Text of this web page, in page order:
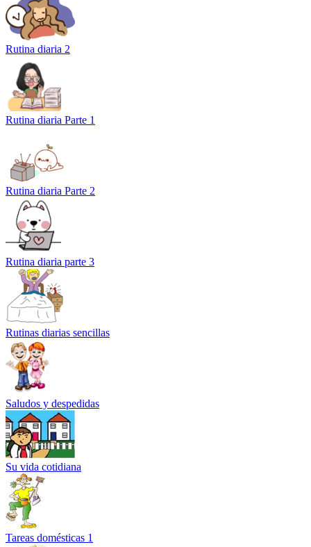
Rutina diaria 2
Rutina diaria Parte 1
Rutina diaria Parte 2
Rutina diaria parte 3
Rutinas diarias sencillas
Saludos y despedidas
Su vida cotidiana
Tareas domésticas 1